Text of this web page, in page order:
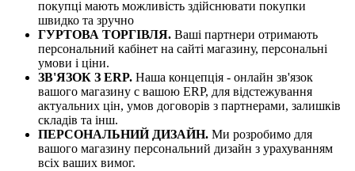
покупці мають можливість здійснювати покупки
швидко та зручно
ГУРТОВА ТОРГІВЛЯ. Ваші партнери отримають
персональний кабінет на сайті магазину, персональні
умови і ціни.
ЗВ'ЯЗОК З ERP. Наша концепція - онлайн зв'язок
вашого магазину с вашою ERP, для відстежування
актуальних цін, умов договорів з партнерами, залишків
складів та інш.
ПЕРСОНАЛЬНИЙ ДИЗАЙН. Ми розробимо для
вашого магазину персональний дизайн з урахуванням
всіх ваших вимог.